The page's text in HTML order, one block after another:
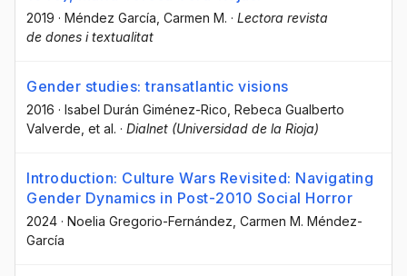
2019 · Méndez García, Carmen M. · Lectora revista
de dones i textualitat
Gender studies: transatlantic visions
2016 · Isabel Durán Giménez-Rico , Rebeca Gualberto
Valverde , et al. · Dialnet (Universidad de la Rioja)
Introduction: Culture Wars Revisited: Navigating
Gender Dynamics in Post-2010 Social Horror
2024 · Noelia Gregorio-Fernández , Carmen M. Méndez-
García